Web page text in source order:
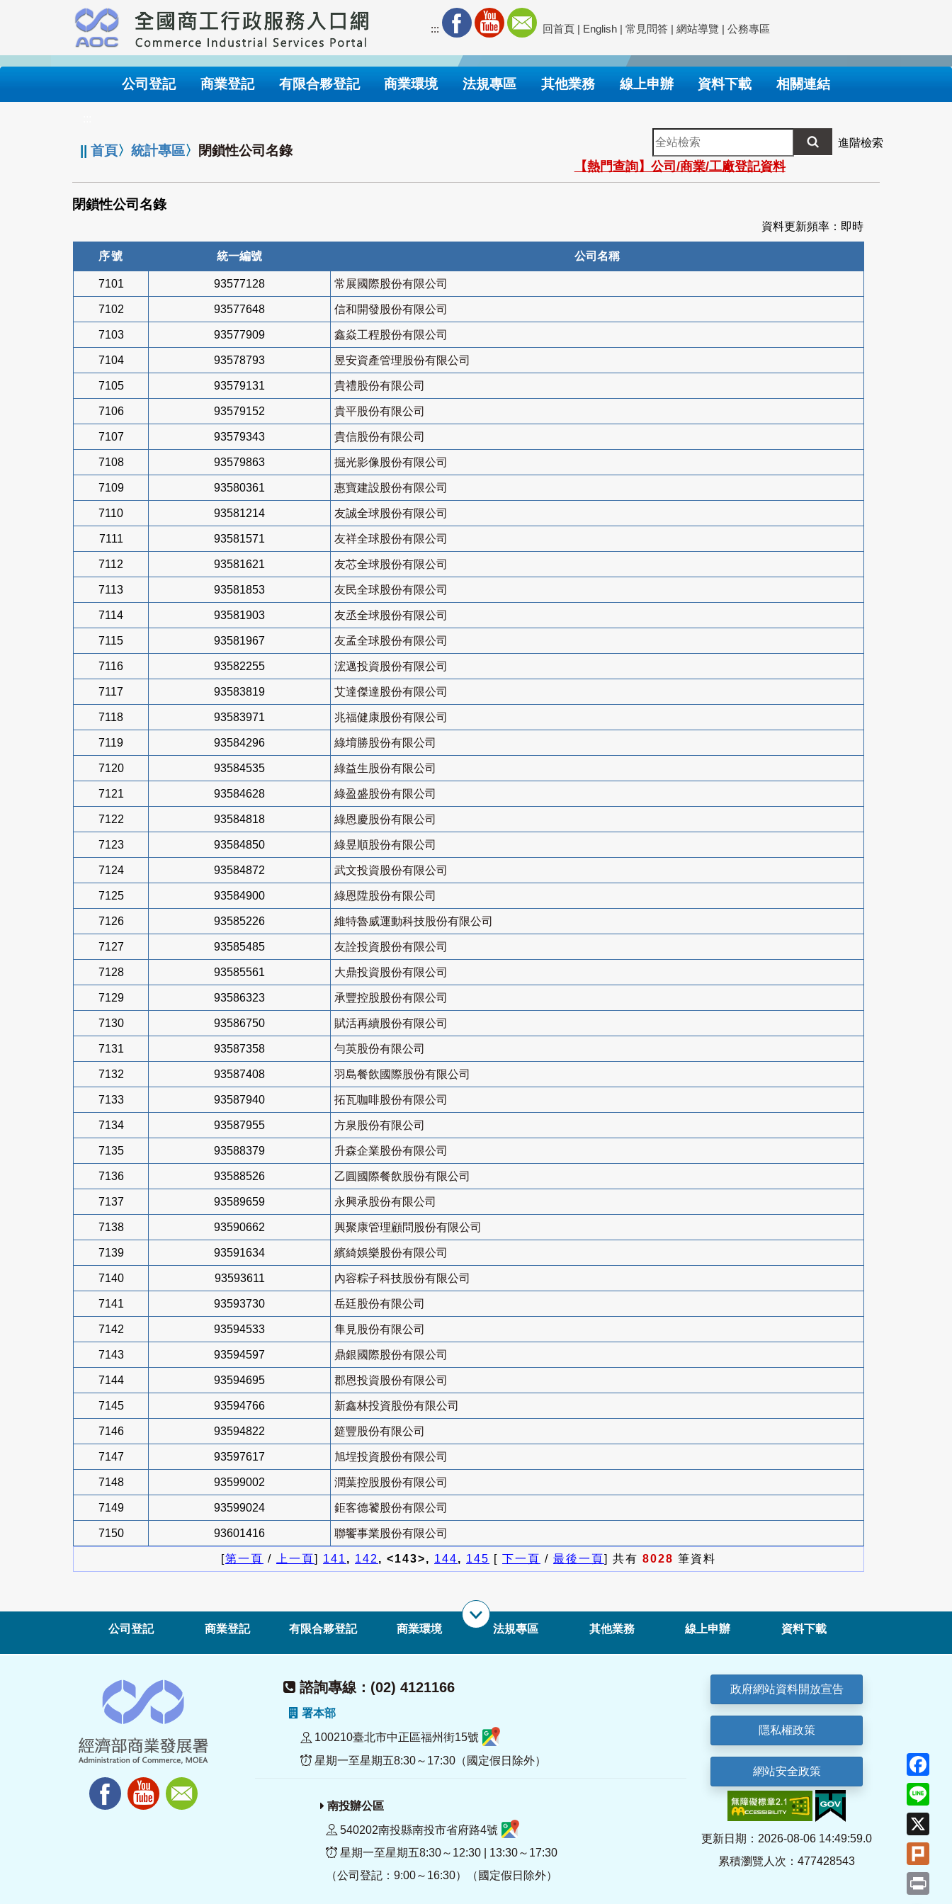
要
內
::: 回首頁 | English | 常見問答 | 網站導覽 | 公務專區
公司登記 商業登記 有限合夥登記 商業環境 法規專區 其他業務 線上申辦 資料下載 相關連結
||首頁〉統計專區〉 閉鎖性公司名錄
全
站
檢
索
進階檢索
【熱門查詢】公司/商業/工廠登記資料
閉鎖性公司名錄
資料更新頻率：即時
序號 統一編號 公司名稱
7101 93577128 常展國際股份有限公司
7102 93577648 信和開發股份有限公司
7103 93577909 鑫焱工程股份有限公司
7104 93578793 昱安資產管理股份有限公司
7105 93579131 貴禮股份有限公司
7106 93579152 貴平股份有限公司
7107 93579343 貴信股份有限公司
7108 93579863 掘光影像股份有限公司
7109 93580361 惠寶建設股份有限公司
7110 93581214 友誠全球股份有限公司
7111 93581571 友祥全球股份有限公司
7112 93581621 友芯全球股份有限公司
7113 93581853 友民全球股份有限公司
7114 93581903 友丞全球股份有限公司
7115 93581967 友孟全球股份有限公司
7116 93582255 浤邁投資股份有限公司
7117 93583819 艾達傑達股份有限公司
7118 93583971 兆福健康股份有限公司
7119 93584296 綠堉勝股份有限公司
7120 93584535 綠益生股份有限公司
7121 93584628 綠盈盛股份有限公司
7122 93584818 綠恩慶股份有限公司
7123 93584850 綠昱順股份有限公司
7124 93584872 武文投資股份有限公司
7125 93584900 綠恩陞股份有限公司
7126 93585226 維特魯威運動科技股份有限公司
7127 93585485 友詮投資股份有限公司
7128 93585561 大鼎投資股份有限公司
7129 93586323 承豐控股股份有限公司
7130 93586750 賦活再續股份有限公司
7131 93587358 勻英股份有限公司
7132 93587408 羽島餐飲國際股份有限公司
7133 93587940 拓瓦咖啡股份有限公司
7134 93587955 方泉股份有限公司
7135 93588379 升森企業股份有限公司
7136 93588526 乙圓國際餐飲股份有限公司
7137 93589659 永興承股份有限公司
7138 93590662 興聚康管理顧問股份有限公司
7139 93591634 繽綺娛樂股份有限公司
7140 93593611 內容粽子科技股份有限公司
7141 93593730 岳廷股份有限公司
7142 93594533 隼見股份有限公司
7143 93594597 鼎銀國際股份有限公司
7144 93594695 郡恩投資股份有限公司
7145 93594766 新鑫林投資股份有限公司
7146 93594822 筵豐股份有限公司
7147 93597617 旭埕投資股份有限公司
7148 93599002 潤葉控股股份有限公司
7149 93599024 鉅客德饕股份有限公司
7150 93601416 聯饗事業股份有限公司
[第一頁 / 上一頁] 141, 142, <143>, 144, 145 [ 下一頁 / 最後一頁] 共有 8028 筆資料
公司登記 商業登記 有限合夥登記 商業環境 法規專區 其他業務 線上申辦 資料下載
諮詢專線：(02) 4121166
署本部
100210臺北市中正區福州街15號
星期一至星期五8:30～17:30（國定假日除外）
南投辦公區
540202南投縣南投市省府路4號
星期一至星期五8:30～12:30 | 13:30～17:30
（公司登記：9:00～16:30）（國定假日除外）
政府網站資料開放宣告
隱私權政策
網站安全政策
更新日期：2026-08-06 14:49:59.0
累積瀏覽人次：477428543